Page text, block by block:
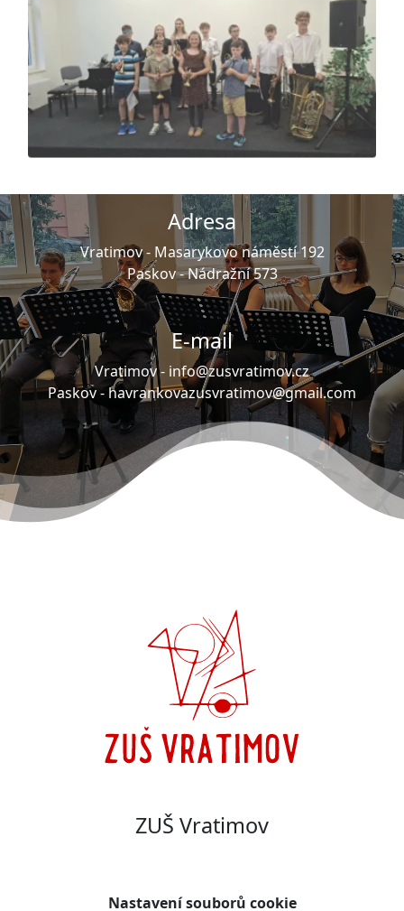
Adresa
Vratimov - Masarykovo náměstí 192
Paskov -Nádražní 573
E-mail
Vratimov - info@zusvratimov.cz
Paskov -havrankovazusvratimov@gmail.com
ZUŠ Vratimov
Nastavení souborů cookie